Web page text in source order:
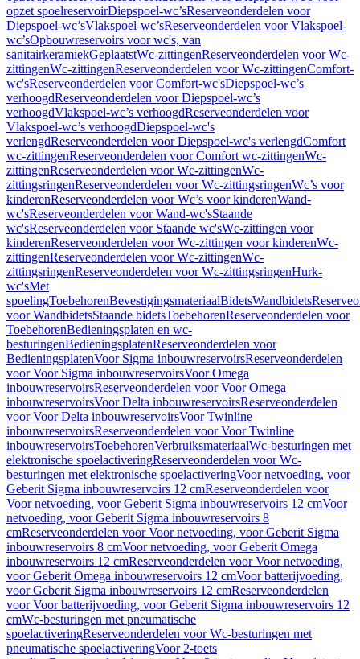
opzet spoelreservoirDiepspoel-wc’sReserveonderdelen voor
Diepspoel-wc’sVlakspoel-wc’sReserveonderdelen voor Vlakspoel-
wc’sOpbouwreservoirs voor wc's, van
sanitairkeramiekGeplaatstWc-zittingenReserveonderdelen voor Wc-
zittingenWc-zittingenReserveonderdelen voor Wc-zittingenComfort-
wc'sReserveonderdelen voor Comfort-wc'sDiepspoel-wc’s
verhoogdReserveonderdelen voor Diepspoel-wc’s
verhoogdVlakspoel-wc’s verhoogdReserveonderdelen voor
Vlakspoel-wc’s verhoogdDiepspoel-wc's
verlengdReserveonderdelen voor Diepspoel-wc's verlengdComfort
wc-zittingenReserveonderdelen voor Comfort wc-zittingenWc-
zittingenReserveonderdelen voor Wc-zittingenWc-
zittingsringenReserveonderdelen voor Wc-zittingsringenWc’s voor
kinderenReserveonderdelen voor Wc’s voor kinderenWand-
wc'sReserveonderdelen voor Wand-wc'sStaande
wc'sReserveonderdelen voor Staande wc'sWc-zittingen voor
kinderenReserveonderdelen voor Wc-zittingen voor kinderenWc-
zittingenReserveonderdelen voor Wc-zittingenWc-
zittingsringenReserveonderdelen voor Wc-zittingsringenHurk-
wc'sMet
spoelingToebehorenBevestigingsmateriaalBidetsWandbidets
voor WandbidetsStaande bidetsToebehorenReserveonderdelen voor
ToebehorenBedieningsplaten en wc-
besturingenBedieningsplatenReserveonderdelen voor
BedieningsplatenVoor Sigma inbouwreservoirsReserveonderdelen
voor Voor Sigma inbouwreservoirsVoor Omega
inbouwreservoirsReserveonderdelen voor Voor Omega
inbouwreservoirsVoor Delta inbouwreservoirsReserveonderdelen
voor Voor Delta inbouwreservoirsVoor Twinline
inbouwreservoirsReserveonderdelen voor Voor Twinline
inbouwreservoirsToebehorenVerbruiksmateriaalWc-besturingen met
elektronische spoelactiveringReserveonderdelen voor Wc-
besturingen met elektronische spoelactiveringVoor netvoeding, voor
Geberit Sigma inbouwreservoirs 12 cmReserveonderdelen voor
Voor netvoeding, voor Geberit Sigma inbouwreservoirs 12 cmVoor
netvoeding, voor Geberit Sigma inbouwreservoirs 8
cmReserveonderdelen voor Voor netvoeding, voor Geberit Sigma
inbouwreservoirs 8 cmVoor netvoeding, voor Geberit Omega
inbouwreservoirs 12 cmReserveonderdelen voor Voor netvoeding,
voor Geberit Omega inbouwreservoirs 12 cmVoor batterijvoeding,
voor Geberit Sigma inbouwreservoirs 12 cmReserveonderdelen
voor Voor batterijvoeding, voor Geberit Sigma inbouwreservoirs 12
cmWc-besturingen met pneumatische
spoelactiveringReserveonderdelen voor Wc-besturingen met
pneumatische spoelactiveringVoor 2-toets